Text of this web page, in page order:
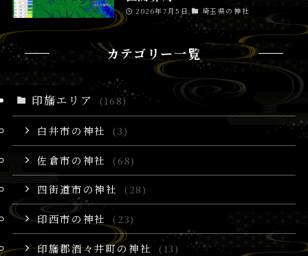
2026年7月5日 埼玉県の神社
カテゴリー一覧
印旛エリア (168)
白井市の神社 (3)
佐倉市の神社 (68)
四街道市の神社 (28)
印西市の神社 (23)
印旛郡酒々井町の神社 (13)